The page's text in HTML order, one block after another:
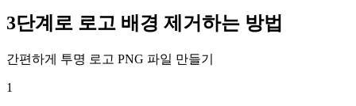
3단계로 로고 배경 제거하는 방법
간편하게 투명 로고 PNG 파일 만들기
1